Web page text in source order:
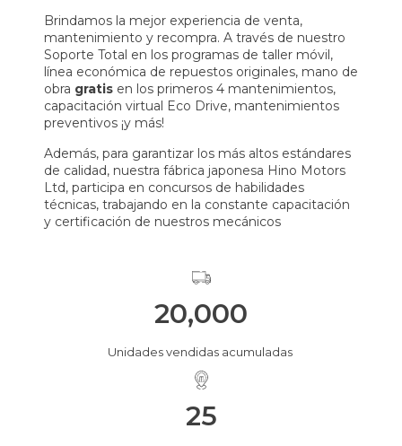
Brindamos la mejor experiencia de venta,
mantenimiento y recompra. A través de nuestro
Soporte Total en los programas de taller móvil,
línea económica de repuestos originales, mano de
obra gratis en los primeros 4 mantenimientos,
capacitación virtual Eco Drive, mantenimientos
preventivos ¡y más!
Además, para garantizar los más altos estándares
de calidad, nuestra fábrica japonesa Hino Motors
Ltd, participa en concursos de habilidades
técnicas, trabajando en la constante capacitación
y certificación de nuestros mecánicos
20,000
Unidades vendidas acumuladas
25